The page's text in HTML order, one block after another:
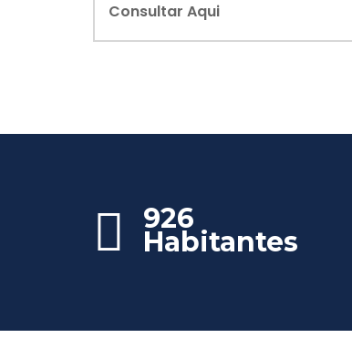
Consultar Aqui
926
Habitantes